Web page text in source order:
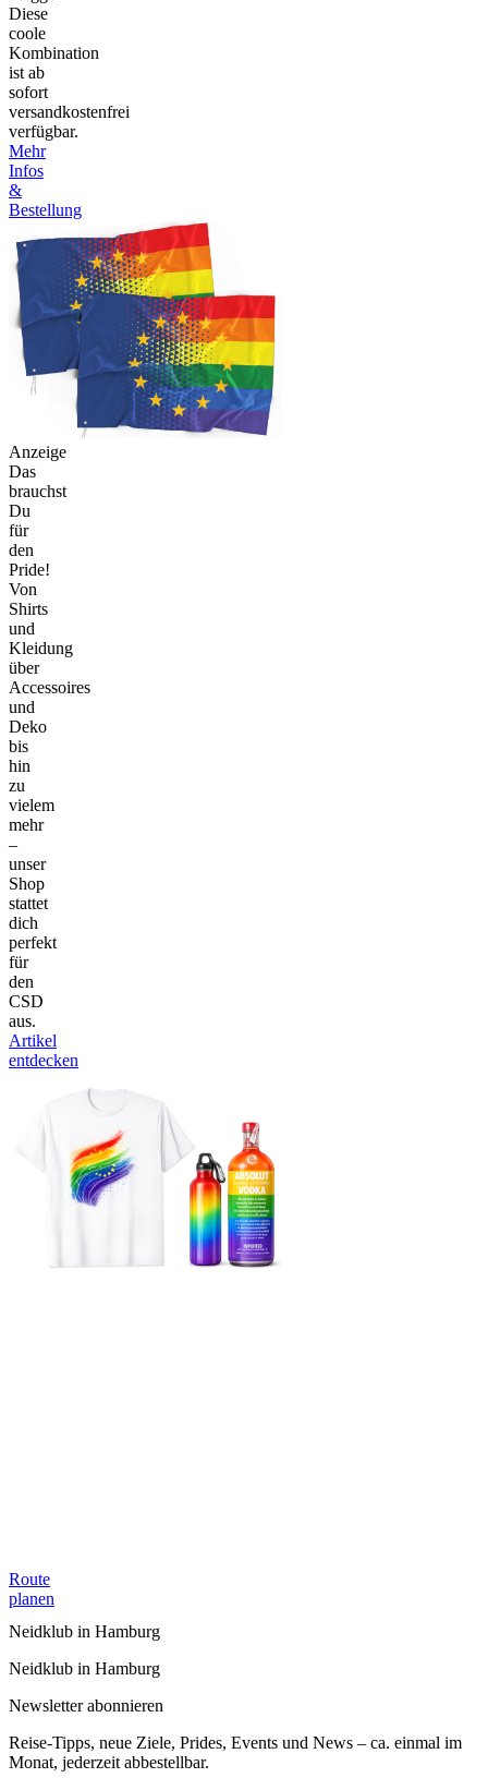
Diese
coole
Kombination
ist ab
sofort
versandkostenfrei
verfügbar.
Mehr
Infos
&
Bestellung
Anzeige
Das
brauchst
Du
für
den
Pride!
Von
Shirts
und
Kleidung
über
Accessoires
und
Deko
bis
hin
zu
vielem
mehr
–
unser
Shop
stattet
dich
perfekt
für
den
CSD
aus.
Artikel
entdecken
Route
planen
Neidklub in Hamburg
Neidklub in Hamburg
Newsletter abonnieren
Reise-Tipps, neue Ziele, Prides, Events und News – ca. einmal im
Monat, jederzeit abbestellbar.